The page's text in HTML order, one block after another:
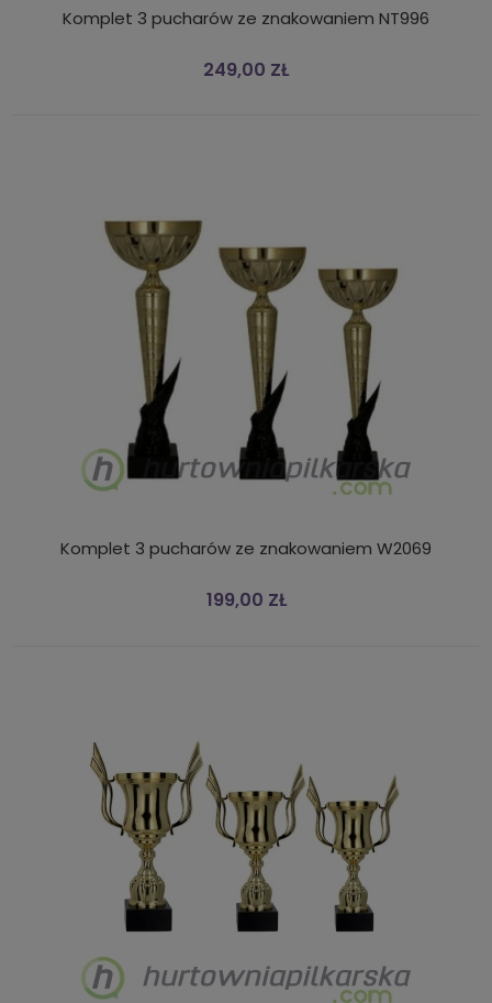
Komplet 3 pucharów ze znakowaniem NT996
249,00 ZŁ
Komplet 3 pucharów ze znakowaniem W2069
199,00 ZŁ